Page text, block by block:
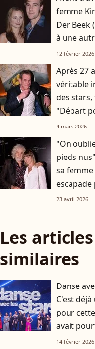
femme
Der Beek
à une
prend la
12 février 2026
Après 27
véritable
des stars,
"Départ
4 mars 2026
"On
pieds
sa
escapade
bout du
23 avril 2026
Les articles
similaires
Danse
C'est
pour
avait
presque
14 février 2026